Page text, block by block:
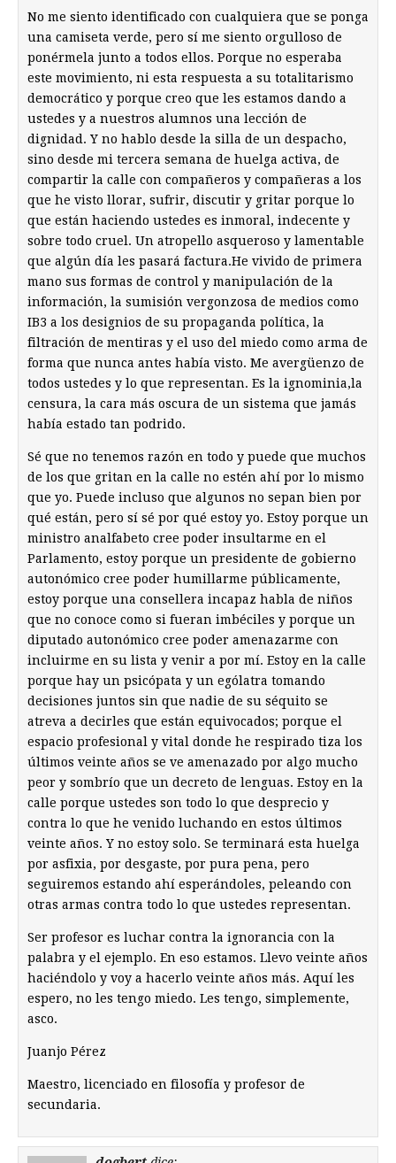
No me siento identificado con cualquiera que se ponga
una camiseta verde, pero sí me siento orgulloso de
ponérmela junto a todos ellos. Porque no esperaba
este movimiento, ni esta respuesta a su totalitarismo
democrático y porque creo que les estamos dando a
ustedes y a nuestros alumnos una lección de
dignidad. Y no hablo desde la silla de un despacho,
sino desde mi tercera semana de huelga activa, de
compartir la calle con compañeros y compañeras a los
que he visto llorar, sufrir, discutir y gritar porque lo
que están haciendo ustedes es inmoral, indecente y
sobre todo cruel. Un atropello asqueroso y lamentable
que algún día les pasará factura.He vivido de primera
mano sus formas de control y manipulación de la
información, la sumisión vergonzosa de medios como
IB3 a los designios de su propaganda política, la
filtración de mentiras y el uso del miedo como arma de
forma que nunca antes había visto. Me avergüenzo de
todos ustedes y lo que representan. Es la ignominia,la
censura, la cara más oscura de un sistema que jamás
había estado tan podrido.
Sé que no tenemos razón en todo y puede que muchos
de los que gritan en la calle no estén ahí por lo mismo
que yo. Puede incluso que algunos no sepan bien por
qué están, pero sí sé por qué estoy yo. Estoy porque un
ministro analfabeto cree poder insultarme en el
Parlamento, estoy porque un presidente de gobierno
autonómico cree poder humillarme públicamente,
estoy porque una consellera incapaz habla de niños
que no conoce como si fueran imbéciles y porque un
diputado autonómico cree poder amenazarme con
incluirme en su lista y venir a por mí. Estoy en la calle
porque hay un psicópata y un ególatra tomando
decisiones juntos sin que nadie de su séquito se
atreva a decirles que están equivocados; porque el
espacio profesional y vital donde he respirado tiza los
últimos veinte años se ve amenazado por algo mucho
peor y sombrío que un decreto de lenguas. Estoy en la
calle porque ustedes son todo lo que desprecio y
contra lo que he venido luchando en estos últimos
veinte años. Y no estoy solo. Se terminará esta huelga
por asfixia, por desgaste, por pura pena, pero
seguiremos estando ahí esperándoles, peleando con
otras armas contra todo lo que ustedes representan.
Ser profesor es luchar contra la ignorancia con la
palabra y el ejemplo. En eso estamos. Llevo veinte años
haciéndolo y voy a hacerlo veinte años más. Aquí les
espero, no les tengo miedo. Les tengo, simplemente,
asco.
Juanjo Pérez
Maestro, licenciado en filosofía y profesor de
secundaria.